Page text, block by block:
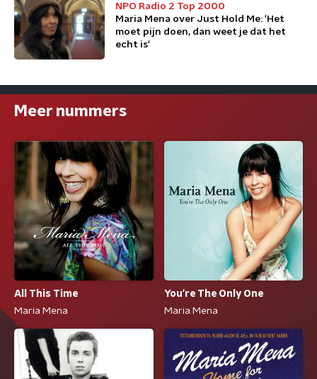
NPO Radio 2 Top 2000
Maria Mena over Just Hold Me: 'Het
moet pijn doen, dan weet je dat het
echt is'
Meer nummers
All This Time
Maria Mena
You're The Only One
Maria Mena